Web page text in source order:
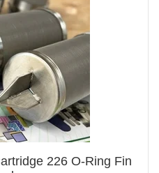
226 O-Ring Fin